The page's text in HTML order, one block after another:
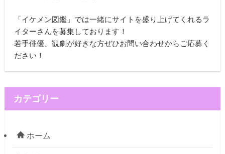
「イケメン図鑑」では一緒にサイトを盛り上げてくれるラ
イターさんを募集しております！
若手俳優、観劇が好きな方ぜひお問い合わせからご応募く
ださい！
カテゴリー
ホーム